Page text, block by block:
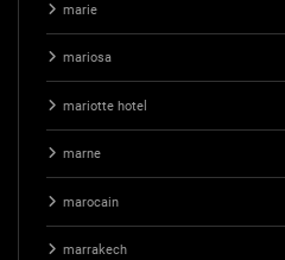
marie
mariosa
mariotte hotel
marne
marocain
marrakech